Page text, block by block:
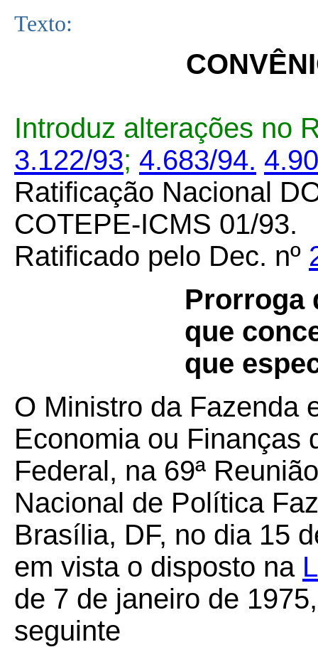
Texto:
Introduz alterações no
3.122/93; 4.683/94.
Ratificação Nacional
COTEPE-ICMS 01/93.
Ratificado pelo Dec. nº
Prorroga
que
que
O Ministro da Fazenda
Economia ou Finanças
Federal, na 69ª
Nacional de Política
Brasília, DF, no dia 15
em vista o disposto na
de 7 de janeiro de
seguinte